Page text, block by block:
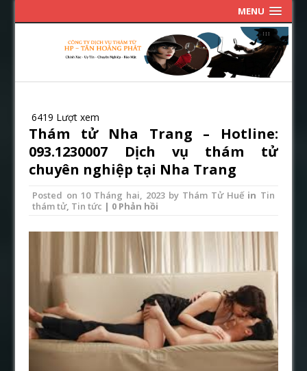
MENU
6419 Lượt xem
Thám tử Nha Trang – Hotline:
093.1230007 Dịch vụ thám tử
chuyên nghiệp tại Nha Trang
Posted on 10 Tháng hai, 2023by Thám Tử Huếin Tin
thám tử, Tin tức | 0 Phản hồi